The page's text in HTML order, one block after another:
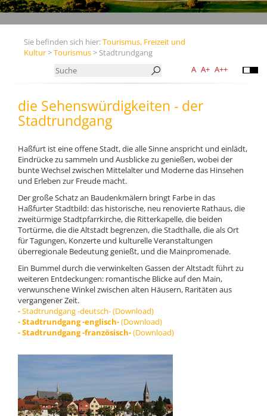
Sie befinden sich hier:Tourismus, Freizeit und
Kultur>Tourismus> Stadtrundgang
A A+ A++
die Sehenswürdigkeiten - der
Stadtrundgang
Haßfurt ist eine offene Stadt, die alle Sinne anspricht und einlädt,
Eindrücke zu sammeln und Ausblicke zu genießen, wobei der
bunte Wechsel zwischen Mittelalter und Moderne das Hinsehen
und Erleben zur Freude macht.
Der große Schatz an Baudenkmälern bringt Farbe in das
Haßfurter Stadtbild: das historische, neu renovierte Rathaus, die
zweitürmige Stadtpfarrkirche, die Ritterkapelle, die beiden
Tortürme, die die Altstadt begrenzen, die Stadthalle, die als Ort
für Tagungen, Konzerte und kulturelle Veranstaltungen
überregionale Bedeutung genießt, und die Mainpromenade.
Ein Bummel durch die verwinkelten Gassen der Altstadt führt zu
weiteren Entdeckungen: romantische Blicke auf den Main,
verwunschene Winkel zwischen alten Häusern, Raritäten aus
vergangener Zeit.
-Stadtrundgang -deutsch- (Download)
- Stadtrundgang -englisch-(Download)
- Stadtrundgang -französisch-(Download)